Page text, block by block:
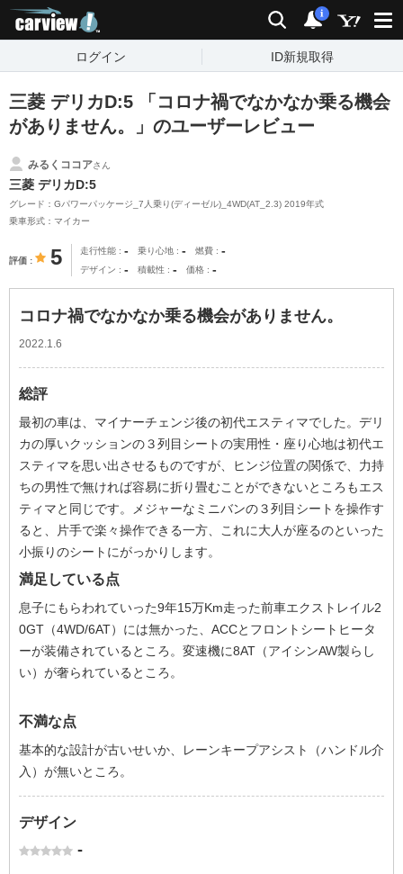
検索 通知
i
ログイン ID新規取得
三菱 デリカD:5 「コロナ禍でなかなか乗る機会
がありません。」のユーザーレビュー
みるくココアさん
三菱 デリカD:5
グレード：Gパワーパッケージ_7人乗り(ディーゼル)_4WD(AT_2.3) 2019年式
乗車形式：マイカー
評価 5 走行性能 - 乗り心地 - 燃費 -
デザイン - 積載性 - 価格 -
コロナ禍でなかなか乗る機会がありません。
2022.1.6
総評
最初の車は、マイナーチェンジ後の初代エスティマでした。デリ
カの厚いクッションの３列目シートの実用性・座り心地は初代エ
スティマを思い出させるものですが、ヒンジ位置の関係で、力持
ちの男性で無ければ容易に折り畳むことができないところもエス
ティマと同じです。メジャーなミニバンの３列目シートを操作す
ると、片手で楽々操作できる一方、これに大人が座るのといった
小振りのシートにがっかりします。
満足している点
息子にもらわれていった9年15万Km走った前車エクストレイル2
0GT（4WD/6AT）には無かった、ACCとフロントシートヒータ
ーが装備されているところ。変速機に8AT（アイシンAW製らし
い）が奢られているところ。
不満な点
基本的な設計が古いせいか、レーンキープアシスト（ハンドル介
入）が無いところ。
デザイン
-